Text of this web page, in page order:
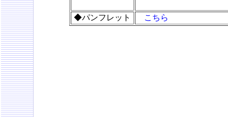
◆パンフレット こちら